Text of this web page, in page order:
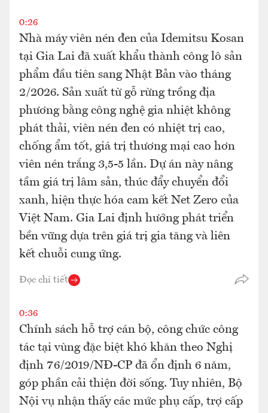
0:26
Nhà máy viên nén đen của Idemitsu Kosan
tại Gia Lai đã xuất khẩu thành công lô sản
phẩm đầu tiên sang Nhật Bản vào tháng
2/2026. Sản xuất từ gỗ rừng trồng địa
phương bằng công nghệ gia nhiệt không
phát thải, viên nén đen có nhiệt trị cao,
chống ẩm tốt, giá trị thương mại cao hơn
viên nén trắng 3,5-5 lần. Dự án này nâng
tầm giá trị lâm sản, thúc đẩy chuyển đổi
xanh, hiện thực hóa cam kết Net Zero của
Việt Nam. Gia Lai định hướng phát triển
bền vững dựa trên giá trị gia tăng và liên
kết chuỗi cung ứng.
Đọc chi tiết
0:36
Chính sách hỗ trợ cán bộ, công chức công
tác tại vùng đặc biệt khó khăn theo Nghị
định 76/2019/NĐ-CP đã ổn định 6 năm,
góp phần cải thiện đời sống. Tuy nhiên, Bộ
Nội vụ nhận thấy các mức phụ cấp, trợ cấp